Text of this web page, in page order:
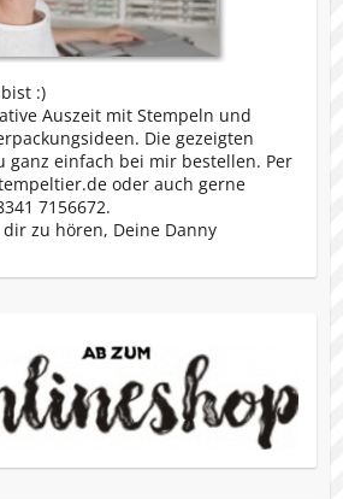
:)
Auszeit mit Stempeln und
Die gezeigten
ganz einfach bei mir bestellen. Per
oder auch gerne
7156672.
zu hören, Deine Danny